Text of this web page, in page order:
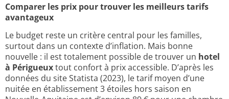
Comparer les prix pour trouver les meilleurs tarifs
avantageux
Le budget reste un critère central pour les familles,
surtout dans un contexte d’inflation. Mais bonne
nouvelle : il est totalement possible de trouver un hotel
à Périgueuxtout confort à prix accessible. D’après les
données du site Statista (2023), le tarif moyen d’une
nuitée en établissement 3 étoiles hors saison en